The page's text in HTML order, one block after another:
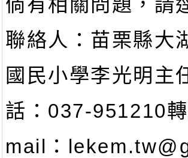
倘有相關問題，請
聯絡人：苗栗縣大
國民小學李光明主
話：037-951210
mail：